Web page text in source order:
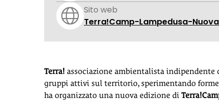
Sito web
Terra!Camp-Lampedusa-
Terra! associazione ambientalista indipendente
gruppi attivi sul territorio, sperimentando
ha organizzato una nuova edizione di